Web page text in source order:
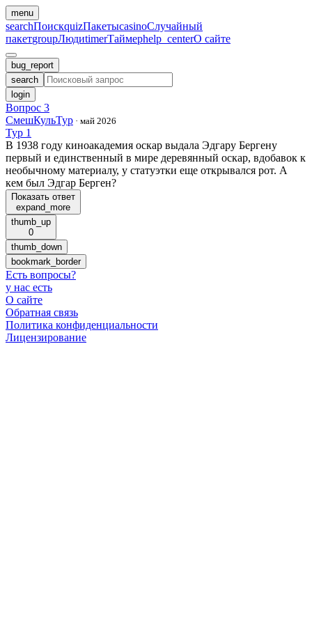
menu
searchПоискquizПакетыcasinoСлучайный
пакетgroupЛюдиtimerТаймерhelp_centerО сайте
bug_report
search
login
Вопрос 3
СмешКульТур · май 2026
Тур 1
В 1938 году киноакадемия оскар выдала Эдгару Бергену
первый и единственный в мире деревянный оскар, вдобавок к
необычному материалу, у статуэтки еще открывался рот. А
кем был Эдгар Берген?
Показать ответ
expand_more
thumb_up
0
thumb_down
bookmark_border
Есть вопросы?
у нас есть
О сайте
Обратная связь
Политика конфиденциальности
Лицензирование